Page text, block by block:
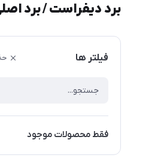
برد دیفراست / برد
فیلتر ها
فقط محصولات موجود